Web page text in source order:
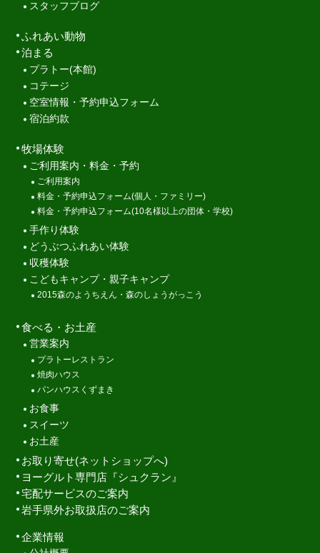
スタッフブログ
ふれあい動物
泊まる
プラトー(本館)
コテージ
空室情報・予約申込フォーム
宿泊約款
牧場体験
ご利用案内・料金・予約
ご利用案内
料金・予約申込フォーム(個人・ファミリー)
料金・予約申込フォーム(10名様以上の団体・学校)
手作り体験
どうぶつふれあい体験
収穫体験
こどもキャンプ・親子キャンプ
2015森のようちえん・森のしょうがっこう
食べる・お土産
営業案内
プラトーレストラン
焼肉ハウス
パンハウスくずまき
お食事
スイーツ
お土産
お取り寄せ(ネットショップへ)
ヨーグルト専門店『シュクラン』
宅配サービスのご案内
岩手県外お取扱店のご案内
企業情報